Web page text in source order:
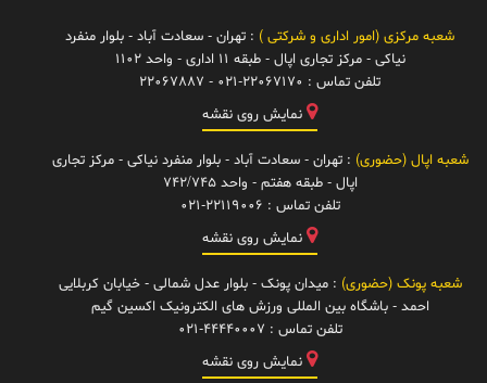
شعبه مرکزی (امور اداری و شرکتی ) : تهران - سعادت آباد - بلوار منفرد
نیاکی - مرکز تجاری اپال - طبقه 11 اداری - واحد 1102
تلفن تماس : 021-22067170 - 22067887
نمایش روی نقشه
شعبه اپال (حضوری) : تهران - سعادت آباد - بلوار منفرد نیاکی - مرکز تجاری
اپال - طبقه هفتم - واحد 742/745
تلفن تماس : 021-22119006
نمایش روی نقشه
شعبه پونک (حضوری) : میدان پونک - بلوار عدل شمالی - خیابان کربلایی
احمد - باشگاه بین المللی ورزش های الکترونیک اکسین گیم
تلفن تماس : 021-44440007
نمایش روی نقشه